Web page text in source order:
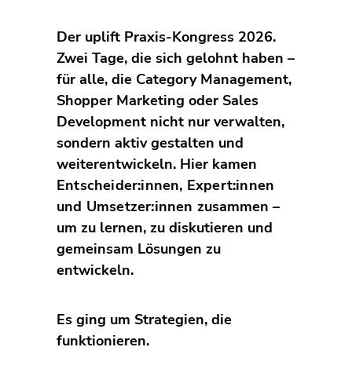
Der uplift Praxis-Kongress 2026.
Zwei Tage, die sich gelohnt haben –
für alle, die Category Management,
Shopper Marketing oder Sales
Development nicht nur verwalten,
sondern aktiv gestalten und
weiterentwickeln. Hier kamen
Entscheider:innen, Expert:innen
und Umsetzer:innen zusammen –
um zu lernen, zu diskutieren und
gemeinsam Lösungen zu
entwickeln.
Es ging um Strategien, die
funktionieren.